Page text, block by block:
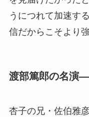
うにつれて加速す
信だからこそより
渡部篤郎の名演
杏子の兄・佐伯雅